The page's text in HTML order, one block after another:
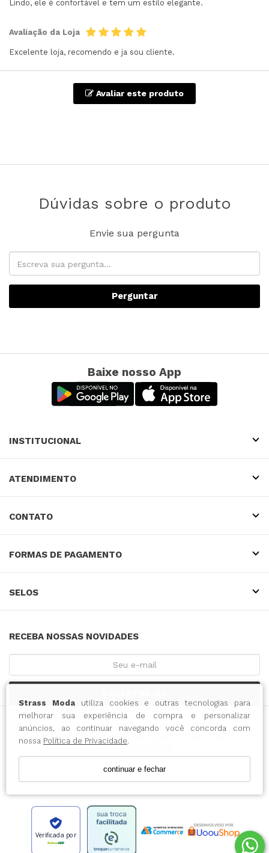
Strass Modautiliza cookies e outras tecnologias para
melhorar sua experiência de compra e personalizar
anúncios, ao continuar navegando você concorda com
nossa Política de Privacidade.
continuar e fechar
Lindo, ele é confortável e tem um estilo elegante.
Avaliação da Loja
Excelente loja, recomendo e ja sou cliente.
Avaliar este produto
Dúvidas sobre o produto
Envie sua pergunta
Perguntar
Baixe nosso App
INSTITUCIONAL
ATENDIMENTO
CONTATO
FORMAS DE PAGAMENTO
SELOS
RECEBA NOSSAS NOVIDADES
INTENSE COMERCIO DO VESTUARIO LTDA / CNPJ:
SC CEP: 89010-000
Verificada por